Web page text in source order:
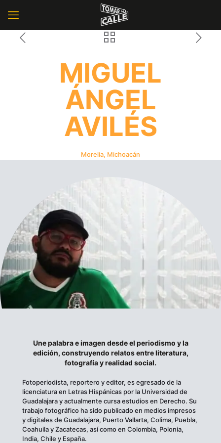
MIGUEL
ÁNGEL
AVILÉS
Morelia, Michoacán
Une palabra e imagen desde el periodismo y la
edición, construyendo relatos entre literatura,
fotografía y realidad social.
Fotoperiodista, reportero y editor, es egresado de la
licenciatura en Letras Hispánicas por la Universidad de
Guadalajara y actualmente cursa estudios en Derecho. Su
trabajo fotográfico ha sido publicado en medios impresos
y digitales de Guadalajara, Puerto Vallarta, Colima, Puebla,
Coahuila y Zacatecas, así como en Colombia, Polonia,
India, Chile y España.